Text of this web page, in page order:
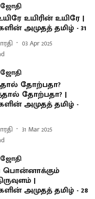
உயிரின் உயிரே |
அமுதத் தமிழ் - 31
03 Apr 2025
தோற்பதா?
தோற்பதா? |
அமுதத் தமிழ் -
31 Mar 2025
|
அமுதத் தமிழ் - 28